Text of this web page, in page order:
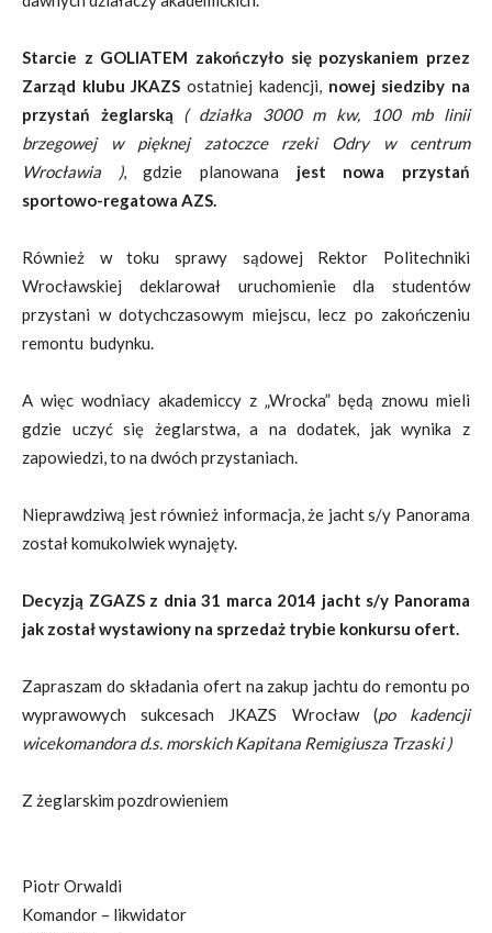
Starcie z GOLIATEM zakończyło się pozyskaniem przez
Zarząd klubu JKAZS ostatniej kadencji, nowej siedziby na
przystań żeglarską ( działka 3000 m kw, 100 mb linii
brzegowej w pięknej zatoczce rzeki Odry w centrum
Wrocławia ), gdzie planowana jest nowa przystań
sportowo-regatowa AZS.
Również w toku sprawy sądowej Rektor Politechniki
Wrocławskiej deklarował uruchomienie dla studentów
przystani w dotychczasowym miejscu, lecz po zakończeniu
remontu budynku.
A więc wodniacy akademiccy z „Wrocka” będą znowu mieli
gdzie uczyć się żeglarstwa, a na dodatek, jak wynika z
zapowiedzi, to na dwóch przystaniach.
Nieprawdziwą jest również informacja, że jacht s/y Panorama
został komukolwiek wynajęty.
Decyzją ZGAZS z dnia 31 marca 2014 jacht s/y Panorama
jak został wystawiony na sprzedaż trybie konkursu ofert.
Zapraszam do składania ofert na zakup jachtu do remontu po
wyprawowych sukcesach JKAZS Wrocław (po kadencji
wicekomandora d.s. morskich Kapitana Remigiusza Trzaski )
Z żeglarskim pozdrowieniem
Piotr Orwaldi
Komandor – likwidator